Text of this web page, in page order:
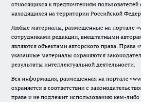
относящихся к предпочтениям пользователей
находящихся на территории Российской
Любые материалы, размещенные на портале
сотрудниками редакции, внештатными
являются объектами авторского права. Права
указанные материалы охраняются
результаты интеллектуальной деятельности.
Вся информация, размещенная на портале
охраняется в соответствии с
праве и не подлежит использованию кем-